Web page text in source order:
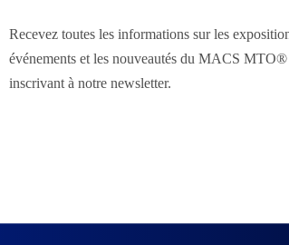
Recevez toutes les informations sur les
événements et les nouveautés du MACS
inscrivant à notre newsletter.